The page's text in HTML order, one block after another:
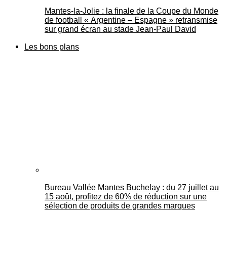
Mantes-la-Jolie : la finale de la Coupe du Monde
de football « Argentine – Espagne » retransmise
sur grand écran au stade Jean-Paul David
Les bons plans
Bureau Vallée Mantes Buchelay : du 27 juillet au
15 août, profitez de 60% de réduction sur une
sélection de produits de grandes marques